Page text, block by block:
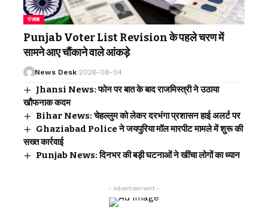
पंजाब
Punjab Voter List Revision के पहले चरण में
सामने आए चौंकाने वाले आंकड़े
News Desk 2026-08-04
Jhansi News: फोन पर बात के बाद राजमिस्त्री ने उठाया
खौफनाक कदम
Bihar News: चेहल्लुम को लेकर दरभंगा प्रशासन हाई अलर्ट पर
Ghaziabad Police ने जयपुरिया मॉल मारपीट मामले में शुरू की
सख्त कार्रवाई
Punjab News: दिनभर की बड़ी घटनाओं ने खींचा लोगों का ध्यान
- Advertisement -